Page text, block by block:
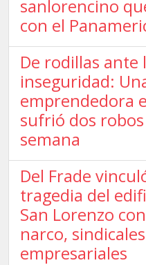
sanlorencino
con el
De rodillas ante
inseguridad:
emprendedora
sufrió dos
semana
Del Frade
tragedia del
San Lorenzo
narco,
empresariales